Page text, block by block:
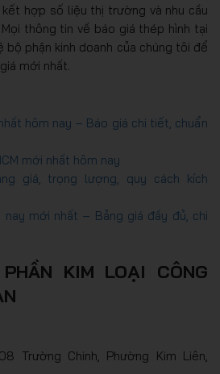
hợp số liệu thị trường và nhu cầu
thông tin về báo giá thép hình tại
bộ phận kinh doanh của chúng tôi để
mới nhất.
hôm nay – Báo giá chi tiết, chuẩn
mới nhất hôm nay
giá, trọng lượng, quy cách kích
nay mới nhất – Bảng giá đầy đủ, chi
KIM LOẠI CÔNG
Trường Chinh, Phường Kim Liên,